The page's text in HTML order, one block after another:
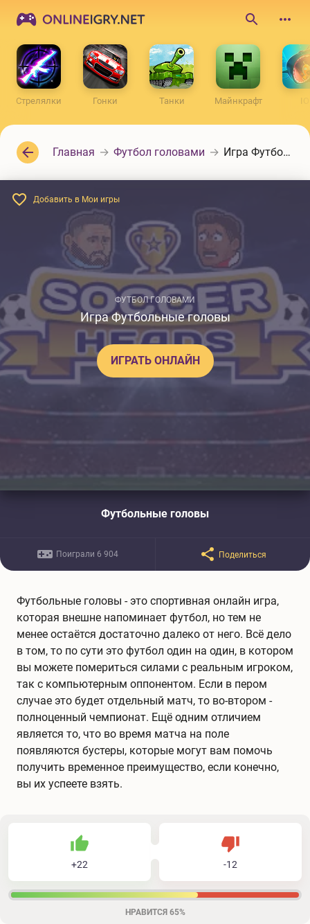
по
сайту
Стрелялки Гонки Танки Майнкрафт IO
Главная Футбол головами Игра Футбольные головы
ФУТБОЛ ГОЛОВАМИ
Игра Футбольные головы
ИГРАТЬ ОНЛАЙН
Добавить в Мои игры
Футбольные головы
Поиграли 6 904 Поделиться
Футбольные головы - это спортивная онлайн игра,
которая внешне напоминает футбол, но тем не
менее остаётся достаточно далеко от него. Всё дело
в том, то по сути это футбол один на один, в котором
вы можете помериться силами с реальным игроком,
так с компьютерным оппонентом. Если в пером
случае это будет отдельный матч, то во-втором -
полноценный чемпионат. Ещё одним отличием
является то, что во время матча на поле
появляются бустеры, которые могут вам помочь
получить временное преимущество, если конечно,
вы их успеете взять.
+22
Нравится
-12
НРАВИТСЯ 65%